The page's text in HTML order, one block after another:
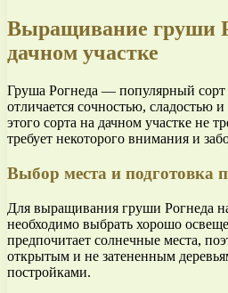
Выращивание груши
дачном участке
Груша Рогнеда — популярный
отличается сочностью, сладостью
этого сорта на дачном участке не
требует некоторого внимания и
Выбор места и подготовка
Для выращивания груши Рогнеда
необходимо выбрать хорошо
предпочитает солнечные места,
открытым и не затененным
постройками.